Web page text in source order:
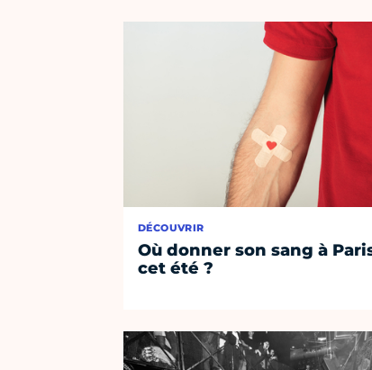
DÉCOUVRIR
Où donner son sang à
cet été ?